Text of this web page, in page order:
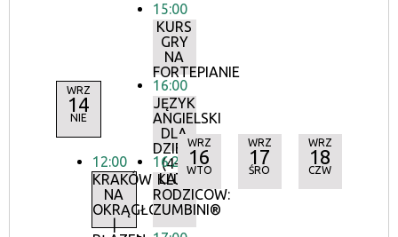
WRZ
14
NIE
12:00
KRAKÓW
NA
OKRĄGŁO
|
15:00
KURS
GRY
NA
FORTEPIANIE
16:00
JĘZYK
ANGIELSKI
DLA
DZIECI
(4-5
LAT)
16:20
KLUB
RODZICÓW:
ZUMBINI®
WRZ
16
WTO
WRZ
17
ŚRO
WRZ
18
CZW